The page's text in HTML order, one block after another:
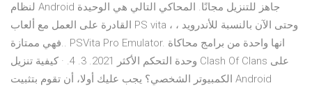
لنظام Android جاهز للتنزيل مجانًا. المحاكي التالي هي الوحيدة
القادرة على العمل مع ألعاب PS vita ، وحتى الآن بالنسبة للأندرويد ،
فهي ممتازة.. PSVita Pro Emulator. انها واحدة من برامج محاكاة
وحدة التحكم الأكثر 2021. 3. 4. · كيفية تنزيل Clash Of Clans على
الكمبيوتر الشخصي؟ يجب عليك أولا، أن تقوم بتثبيت Android